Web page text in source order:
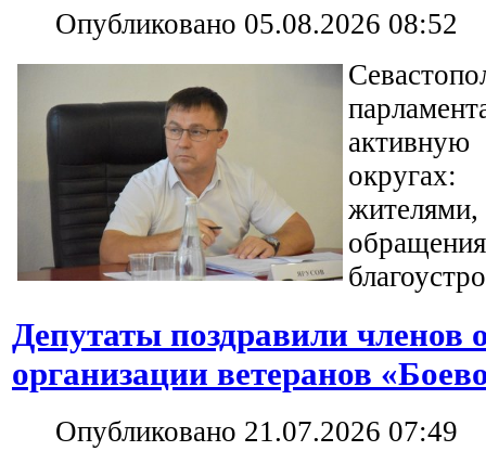
Опубликовано 05.08.2026 08:52
Депутаты поздравили членов
организации ветеранов
Опубликовано 21.07.2026 07:49